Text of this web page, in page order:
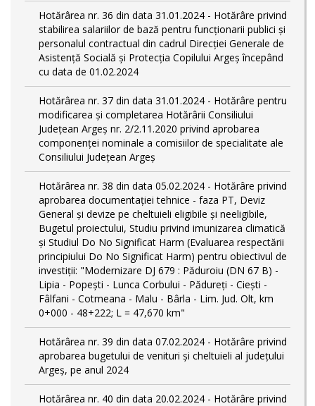
Hotărârea nr. 36 din data 31.01.2024 - Hotărâre privind
stabilirea salariilor de bază pentru funcționarii publici și
personalul contractual din cadrul Direcției Generale de
Asistență Socială și Protecția Copilului Argeş începând
cu data de 01.02.2024
Hotărârea nr. 37 din data 31.01.2024 - Hotărâre pentru
modificarea și completarea Hotărârii Consiliului
Județean Argeș nr. 2/2.11.2020 privind aprobarea
componenței nominale a comisiilor de specialitate ale
Consiliului Județean Argeș
Hotărârea nr. 38 din data 05.02.2024 - Hotărâre privind
aprobarea documentației tehnice - faza PT, Deviz
General și devize pe cheltuieli eligibile și neeligibile,
Bugetul proiectului, Studiu privind imunizarea climatică
și Studiul Do No Significat Harm (Evaluarea respectării
principiului Do No Significat Harm) pentru obiectivul de
investiții: "Modernizare DJ 679 : Păduroiu (DN 67 B) -
Lipia - Popești - Lunca Corbului - Pădureţi - Ciești -
Fâlfani - Cotmeana - Malu - Bârla - Lim. Jud. Olt, km
0+000 - 48+222; L = 47,670 km"
Hotărârea nr. 39 din data 07.02.2024 - Hotărâre privind
aprobarea bugetului de venituri și cheltuieli al județului
Argeș, pe anul 2024
Hotărârea nr. 40 din data 20.02.2024 - Hotărâre privind